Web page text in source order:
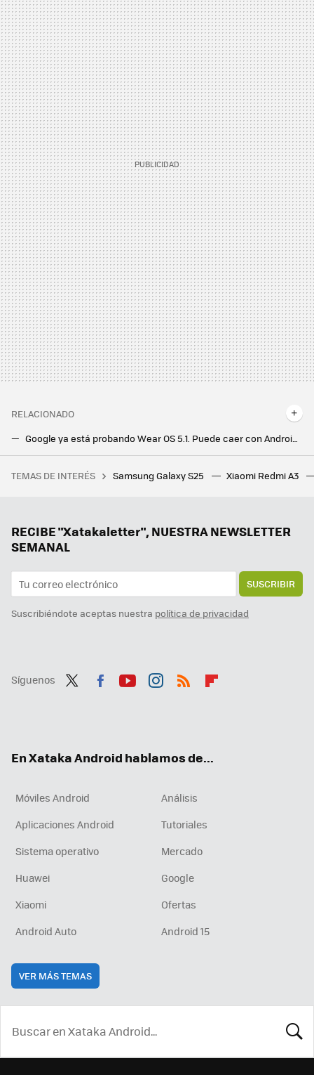
RELACIONADO
Esto es lo que pasa si mantienes pulsado el icono de la linterna de tu Samsung Galaxy
Qué software instalar a tus familiares y amigos para darles soporte y ayuda en remoto
TEMAS DE INTERÉS Samsung Galaxy S25 Xiaomi Redmi A3
RECIBE "Xatakaletter", NUESTRA NEWSLETTER
SEMANAL
SUSCRIBIR
Suscribiéndote aceptas nuestra política de privacidad
Síguenos
En Xataka Android hablamos de...
Móviles Android
Análisis
Aplicaciones Android
Tutoriales
Sistema operativo
Mercado
Huawei
Google
Xiaomi
Ofertas
Android Auto
Android 15
VER MÁS TEMAS